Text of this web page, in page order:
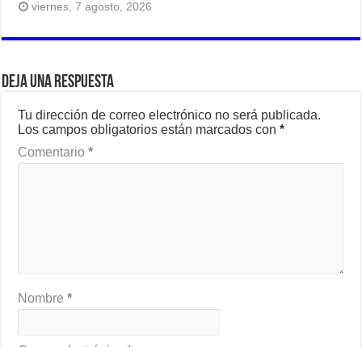
viernes, 7 agosto, 2026
Deja una respuesta
Tu dirección de correo electrónico no será publicada.
Los campos obligatorios están marcados con*
Comentario*
Nombre*